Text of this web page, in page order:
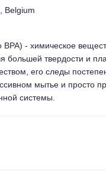
Belgium
- химическое
большей твердости и
его следы
мытье и просто
системы.